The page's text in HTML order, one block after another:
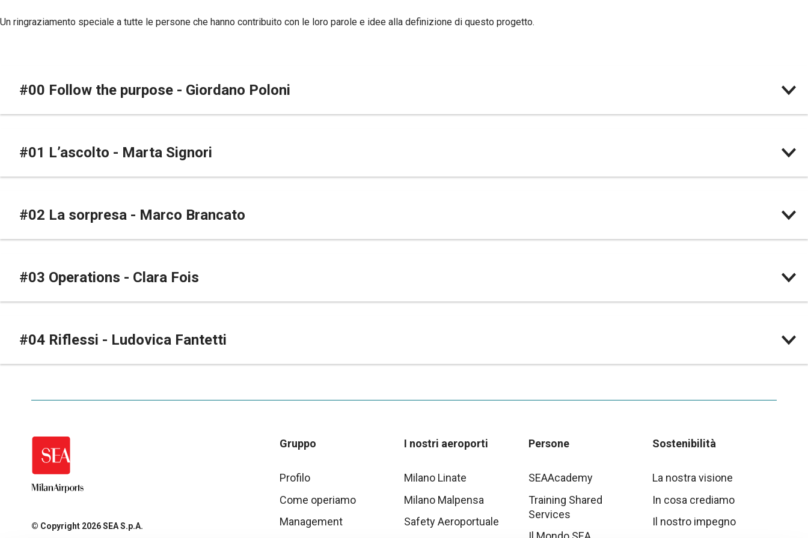
Un ringraziamento speciale a tutte le persone che hanno contribuito con le loro parole e idee alla definizione di questo progetto.
#00 Follow the purpose - Giordano Poloni
#01 L’ascolto - Marta Signori
#02 La sorpresa - Marco Brancato
#03 Operations - Clara Fois
#04 Riflessi - Ludovica Fantetti
© Copyright 2026 SEA S.p.A.
Gruppo
Profilo
Come operiamo
Management
I nostri aeroporti
Milano Linate
Milano Malpensa
Safety Aeroportuale
Persone
SEAAcademy
Training Shared
Services
Sostenibilità
La nostra visione
In cosa crediamo
Il nostro impegno